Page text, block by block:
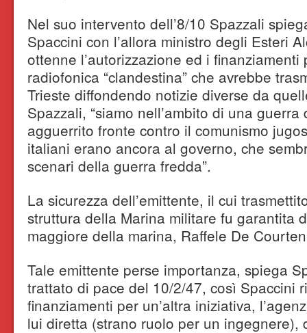
Nel suo intervento dell’8/10 Spazzali
Spaccini con l’allora ministro degli Esteri
ottenne l’autorizzazione ed i finanziamenti
radiofonica “clandestina” che avrebbe
Trieste diffondendo notizie diverse da
Spazzali, “siamo nell’ambito di una
agguerrito fronte contro il comunismo
italiani erano ancora al governo, che
scenari della guerra fredda”.
La sicurezza dell’emittente, il cui
struttura della Marina militare fu garantita
maggiore della marina, Raffele De
Tale emittente perse importanza, spiega
trattato di pace del 10/2/47, così Spaccini
finanziamenti per un’altra iniziativa,
lui diretta (strano ruolo per un ingegnere),